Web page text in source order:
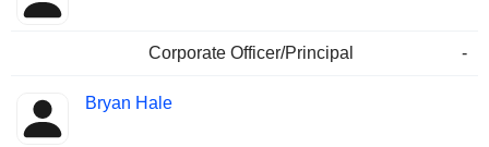
Corporate Officer/Principal -
Bryan Hale